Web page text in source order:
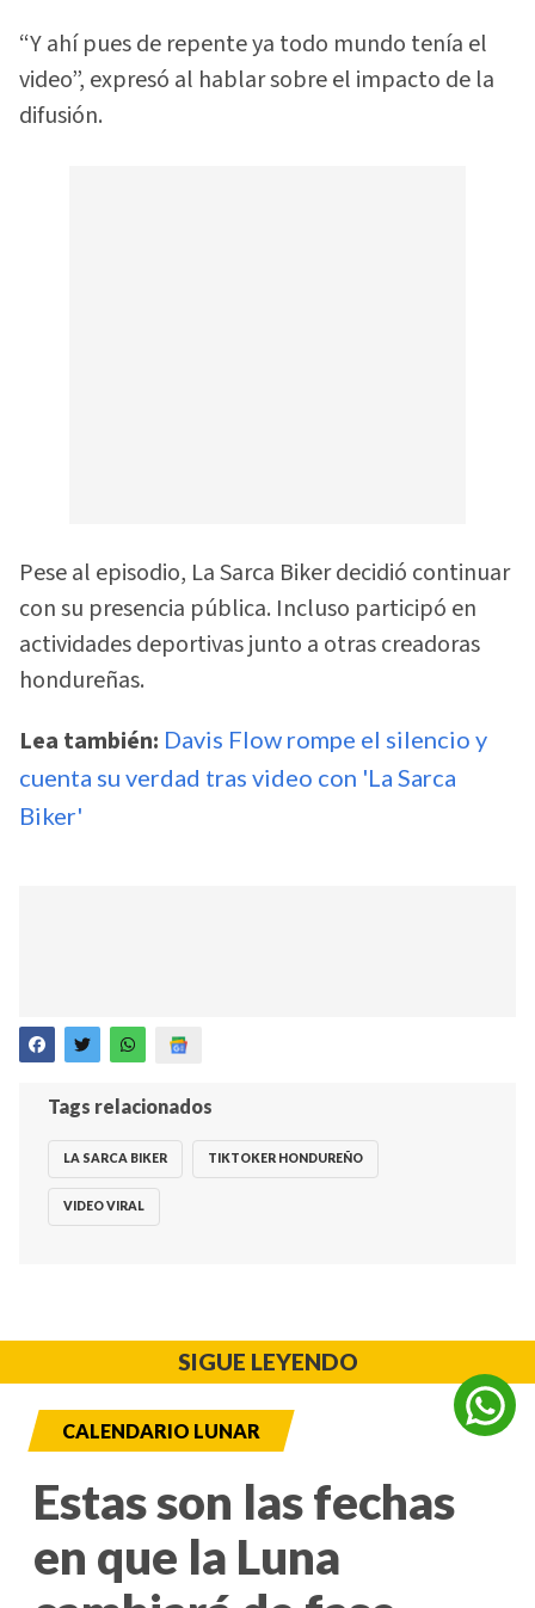
“Y ahí pues de repente ya todo mundo tenía el
video”, expresó al hablar sobre el impacto de la
difusión.
Pese al episodio, La Sarca Biker decidió continuar
con su presencia pública. Incluso participó en
actividades deportivas junto a otras creadoras
hondureñas.
Lea también: Davis Flow rompe el silencio y
cuenta su verdad tras video con 'La Sarca
Biker'
Tags relacionados
LA SARCA BIKER TIKTOKER HONDUREÑO
VIDEO VIRAL
SIGUE LEYENDO
CALENDARIO LUNAR
Estas son las fechas
en que la Luna